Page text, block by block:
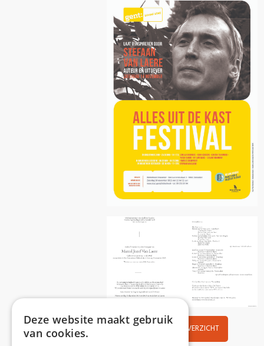
NIEUWS OVERZICHT
Deze website maakt gebruik
van cookies.